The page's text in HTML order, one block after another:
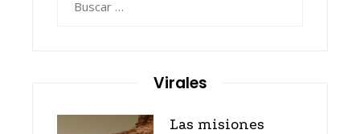
Virales
Las misiones